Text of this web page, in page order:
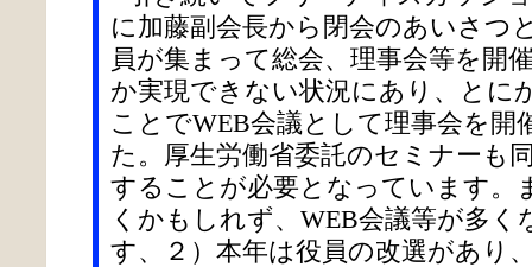
に加藤副会長から閉会のあいさつ
員が集まって総会、理事会等を開
か実現できない状況にあり、とに
ことでWEB会議として理事会を
た。厚生労働省委託のセミナーも
することが必要となっています。
くかもしれず、WEB会議等が多
す、２）本年は役員の改選があり